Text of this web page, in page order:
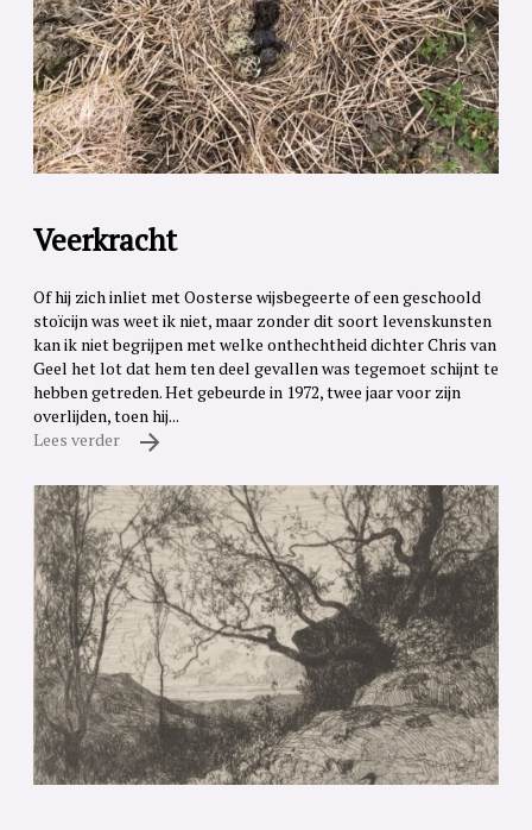
Veerkracht
Of hij zich inliet met Oosterse wijsbegeerte of een geschoold
stoïcijn was weet ik niet, maar zonder dit soort levenskunsten
kan ik niet begrijpen met welke onthechtheid dichter Chris van
Geel het lot dat hem ten deel gevallen was tegemoet schijnt te
hebben getreden. Het gebeurde in 1972, twee jaar voor zijn
overlijden, toen hij...
Lees verder